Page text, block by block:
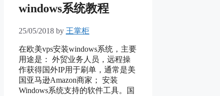
windows系统教程
25/05/2018 by 王掌柜
在欧美vps安装windows系统，主要
用途是： 外贸业务人员，远程操
作获得国外IP用于刷单，通常是美
国亚马逊Amazon商家； 安装
Windows系统支持的软件工具。国